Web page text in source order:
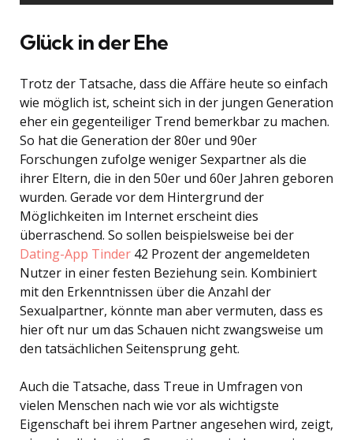
Glück in der Ehe
Trotz der Tatsache, dass die Affäre heute so einfach
wie möglich ist, scheint sich in der jungen Generation
eher ein gegenteiliger Trend bemerkbar zu machen.
So hat die Generation der 80er und 90er
Forschungen zufolge weniger Sexpartner als die
ihrer Eltern, die in den 50er und 60er Jahren geboren
wurden. Gerade vor dem Hintergrund der
Möglichkeiten im Internet erscheint dies
überraschend. So sollen beispielsweise bei der
Dating-App Tinder 42 Prozent der angemeldeten
Nutzer in einer festen Beziehung sein. Kombiniert
mit den Erkenntnissen über die Anzahl der
Sexualpartner, könnte man aber vermuten, dass es
hier oft nur um das Schauen nicht zwangsweise um
den tatsächlichen Seitensprung geht.
Auch die Tatsache, dass Treue in Umfragen von
vielen Menschen nach wie vor als wichtigste
Eigenschaft bei ihrem Partner angesehen wird, zeigt,